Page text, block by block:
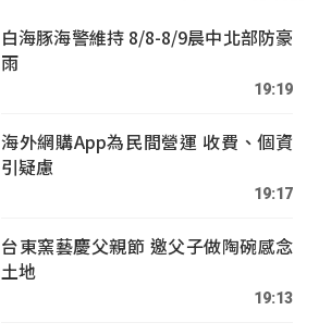
白海豚海警維持 8/8-8/9晨中北部防豪
雨
19:19
海外網購App為民間營運 收費、個資
引疑慮
19:17
台東窯藝慶父親節 邀父子做陶碗感念
土地
19:13